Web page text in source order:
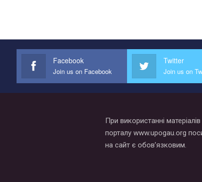
Facebook
Join us on Facebook
Twitter
Join us on
При використанні матеріалів
порталу www.upogau.org
на сайт є обов’язковим.